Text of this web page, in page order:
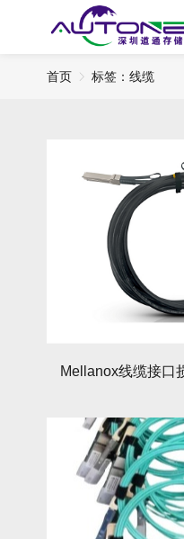
首页 标签：线缆